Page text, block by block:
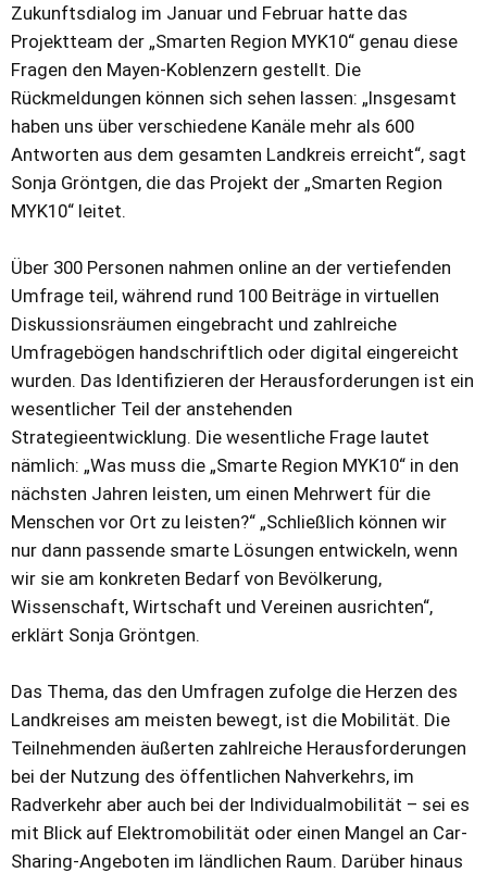
Zukunftsdialog im Januar und Februar hatte das
Projektteam der „Smarten Region MYK10“ genau diese
Fragen den Mayen-Koblenzern gestellt. Die
Rückmeldungen können sich sehen lassen: „Insgesamt
haben uns über verschiedene Kanäle mehr als 600
Antworten aus dem gesamten Landkreis erreicht“, sagt
Sonja Gröntgen, die das Projekt der „Smarten Region
MYK10“ leitet.
Über 300 Personen nahmen online an der vertiefenden
Umfrage teil, während rund 100 Beiträge in virtuellen
Diskussionsräumen eingebracht und zahlreiche
Umfragebögen handschriftlich oder digital eingereicht
wurden. Das Identifizieren der Herausforderungen ist ein
wesentlicher Teil der anstehenden
Strategieentwicklung. Die wesentliche Frage lautet
nämlich: „Was muss die „Smarte Region MYK10“ in den
nächsten Jahren leisten, um einen Mehrwert für die
Menschen vor Ort zu leisten?“ „Schließlich können wir
nur dann passende smarte Lösungen entwickeln, wenn
wir sie am konkreten Bedarf von Bevölkerung,
Wissenschaft, Wirtschaft und Vereinen ausrichten“,
erklärt Sonja Gröntgen.
Das Thema, das den Umfragen zufolge die Herzen des
Landkreises am meisten bewegt, ist die Mobilität. Die
Teilnehmenden äußerten zahlreiche Herausforderungen
bei der Nutzung des öffentlichen Nahverkehrs, im
Radverkehr aber auch bei der Individualmobilität – sei es
mit Blick auf Elektromobilität oder einen Mangel an Car-
Sharing-Angeboten im ländlichen Raum. Darüber hinaus